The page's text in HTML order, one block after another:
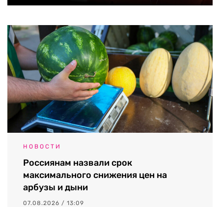
НОВОСТИ
Россиянам назвали срок
максимального снижения цен на
арбузы и дыни
07.08.2026 / 13:09